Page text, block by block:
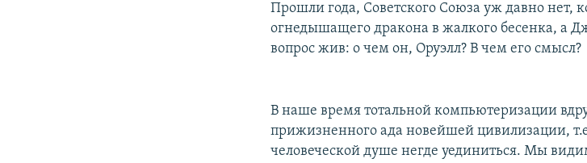
Прошли года, Советского Союза уж давно нет,
огнедышащего дракона в жалкого бесенка, а
вопрос жив: о чем он, Оруэлл? В чем его смысл?
В наше время тотальной компьютеризации
прижизненного ада новейшей цивилизации,
человеческой душе негде уединиться. Мы